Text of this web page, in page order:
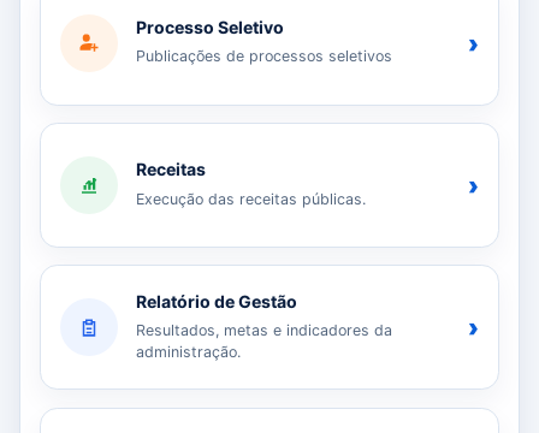
Processo Seletivo
Publicações de processos seletivos ›
Receitas
Execução das receitas públicas. ›
Relatório de Gestão
Resultados, metas e indicadores da
administração.
›